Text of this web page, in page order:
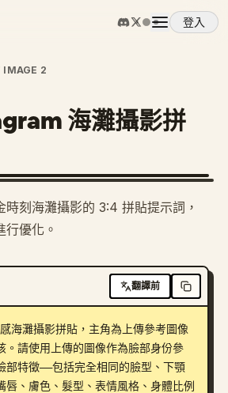
登入
IMAGE 2
海灘攝影拼
時刻海灘攝影的 3:4 拼貼提示詞，
優化。
翻譯前
海灘攝影拼貼，主角為上傳參考圖像
。請使用上傳的圖像作為臉部身份參
部特徵——包括完全相同的臉型、下顎
唇、膚色、髮型、表情風格、身體比例